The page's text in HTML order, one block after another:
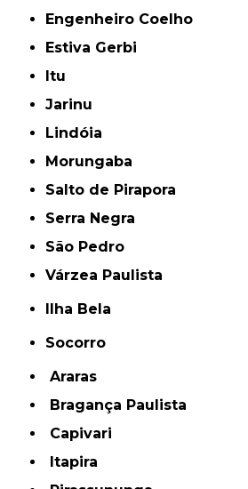
Engenheiro Coelho
Estiva Gerbi
Itu
Jarinu
Lindóia
Morungaba
Salto de Pirapora
Serra Negra
São Pedro
Várzea Paulista
Ilha Bela
Socorro
Araras
Bragança Paulista
Capivari
Itapira